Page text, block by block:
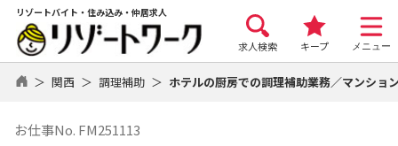
リゾートバイト・住み込み・仲居求人
求人検索 キープ メニュー
関西 調理補助 ホテルの厨房での調理補助業務／マンショ
お仕事No. FM251113